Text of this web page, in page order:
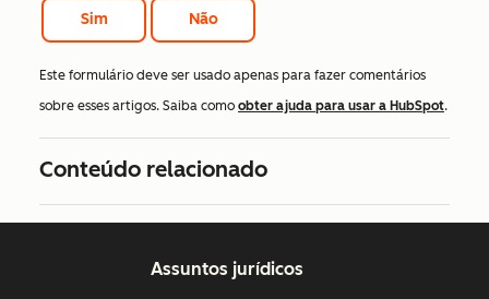
Sim Não
Este formulário deve ser usado apenas para fazer comentários
sobre esses artigos. Saiba como obter ajuda para usar a HubSpot.
Conteúdo relacionado
Assuntos jurídicos